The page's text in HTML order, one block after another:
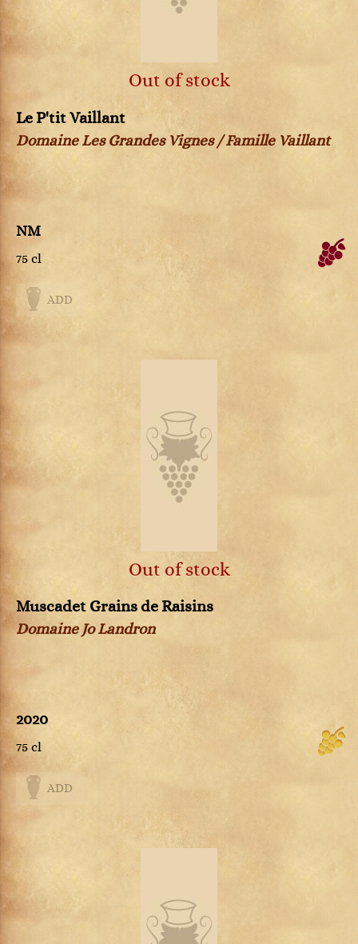
Out of stock
Le P'tit Vaillant
Domaine Les Grandes Vignes / Famille Vaillant
NM
75 cl
ADD
Out of stock
Muscadet Grains de Raisins
Domaine Jo Landron
2020
75 cl
ADD